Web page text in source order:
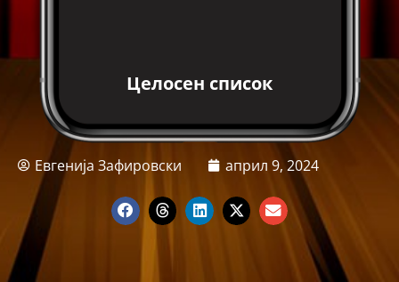
Целосен список
Евгенија Зафировски април 9, 2024